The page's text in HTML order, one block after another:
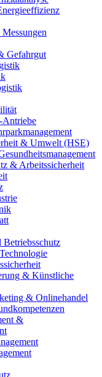
Gefahrgut
Antriebe
& Umwelt (HSE)
& Arbeitssicherheit
& Künstliche
& Onlinehandel
&